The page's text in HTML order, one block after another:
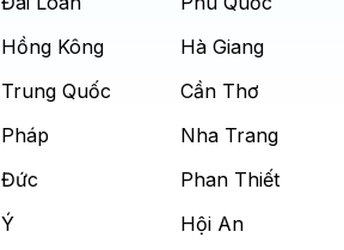
Hồng Kông
Trung Quốc
Pháp
Đức
Ý
Hà Giang
Cần Thơ
Nha Trang
Phan Thiết
Hội An